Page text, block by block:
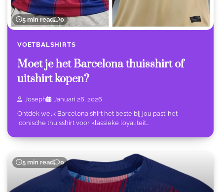
5 min read 0
VOETBALSHIRTS
Moet je het Barcelona thuisshirt of
uitshirt kopen?
Joseph
Januari 26, 2026
Ontdek welk Barcelona shirt het beste bij jou past: het
iconische thuisshirt voor klassieke loyaliteit…
5 min read 0